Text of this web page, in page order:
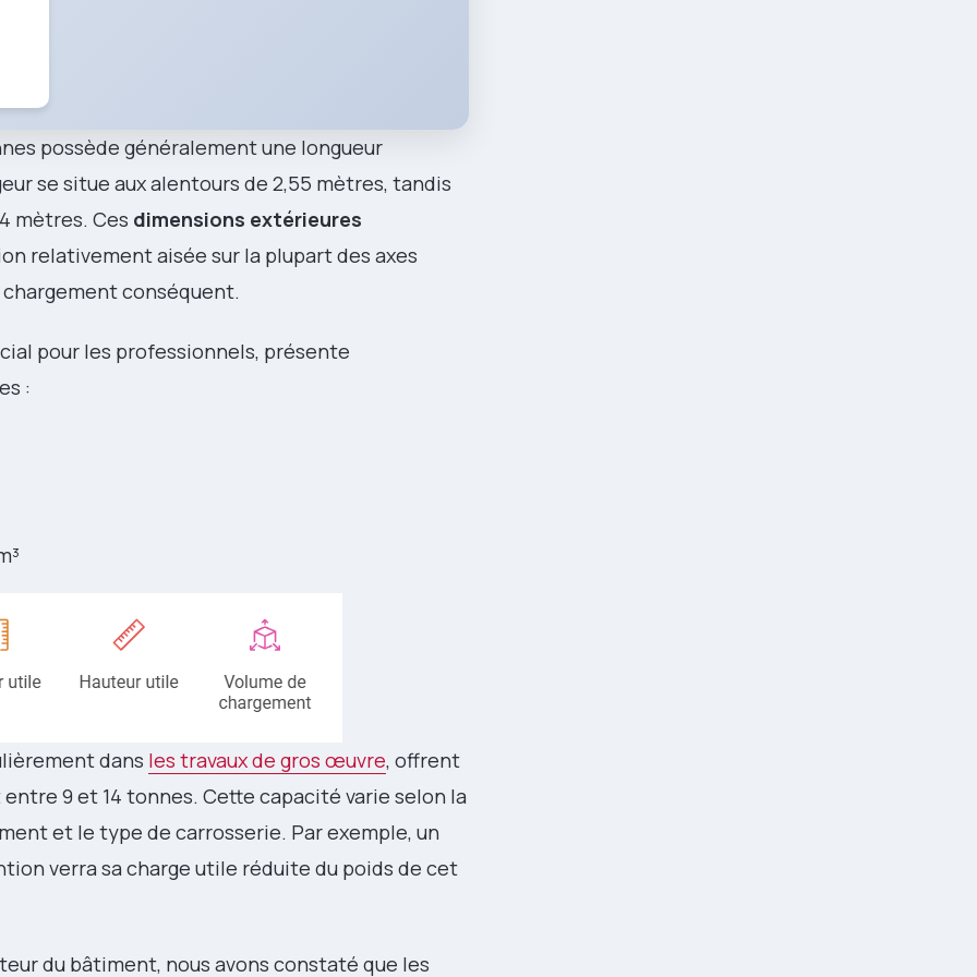
possède généralement une longueur
se situe aux alentours de 2,55 mètres, tandis
mètres. Ces dimensions extérieures
relativement aisée sur la plupart des axes
conséquent.
pour les professionnels, présente
:
dans les travaux de gros œuvre, offrent
9 et 14 tonnes. Cette capacité varie selon la
et le type de carrosserie. Par exemple, un
verra sa charge utile réduite du poids de cet
du bâtiment, nous avons constaté que les